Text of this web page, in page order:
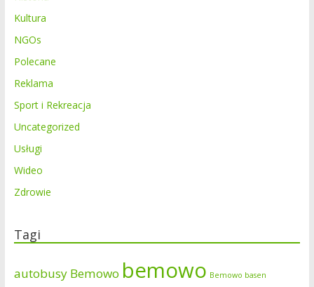
Kultura
NGOs
Polecane
Reklama
Sport i Rekreacja
Uncategorized
Usługi
Wideo
Zdrowie
Tagi
autobusy Bemowo bemowo Bemowo basen